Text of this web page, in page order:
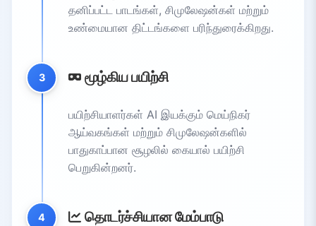
தனிப்பட்ட பாடங்கள், சிமுலேஷன்கள் மற்றும்
உண்மையான திட்டங்களை பரிந்துரைக்கிறது.
3 மூழ்கிய பயிற்சி
பயிற்சியாளர்கள் AI இயக்கும் மெய்நிகர்
ஆய்வகங்கள் மற்றும் சிமுலேஷன்களில்
பாதுகாப்பான சூழலில் கையால் பயிற்சி
பெறுகின்றனர்.
4 தொடர்ச்சியான மேம்பாடு